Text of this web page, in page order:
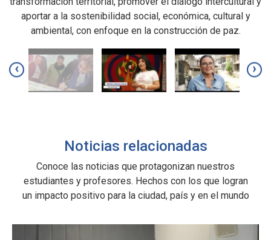
aportar a la sostenibilidad social, económica, cultural y
ambiental, con enfoque en la construcción de paz.
‹ ›
Noticias relacionadas
Conoce las noticias que protagonizan nuestros
estudiantes y profesores. Hechos con los que logran
un impacto positivo para la ciudad, país y en el mundo